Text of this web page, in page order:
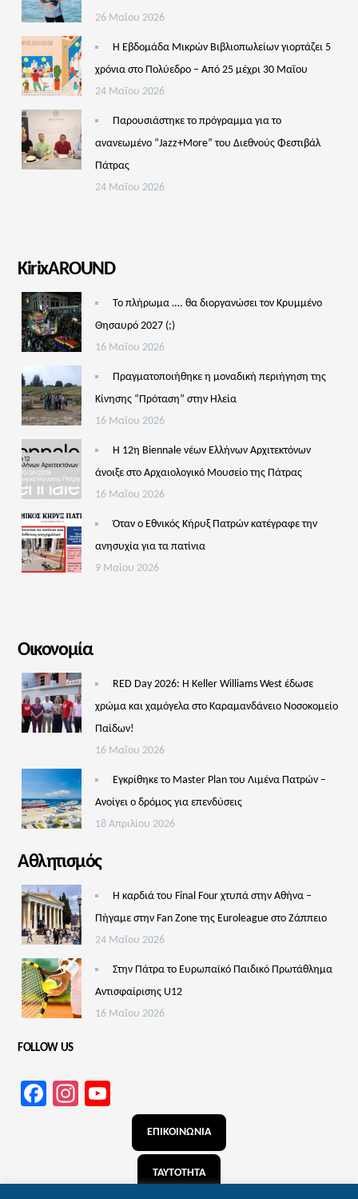
26 Μαΐου 2026
Η Εβδομάδα Μικρών Βιβλιοπωλείων γιορτάζει 5
χρόνια στο Πολύεδρο – Από 25 μέχρι 30 Μαΐου
24 Μαΐου 2026
Παρουσιάστηκε το πρόγραμμα για το
ανανεωμένο “Jazz+More” του Διεθνούς Φεστιβάλ
Πάτρας
24 Μαΐου 2026
KirixAROUND
Το πλήρωμα …. θα διοργανώσει τον Κρυμμένο
Θησαυρό 2027 (;)
16 Μαΐου 2026
Πραγματοποιήθηκε η μοναδική περιήγηση της
Κίνησης “Πρόταση” στην Ηλεία
16 Μαΐου 2026
Η 12η Biennale νέων Ελλήνων Αρχιτεκτόνων
άνοιξε στο Αρχαιολογικό Μουσείο της Πάτρας
16 Μαΐου 2026
Όταν ο Εθνικός Κήρυξ Πατρών κατέγραφε την
ανησυχία για τα πατίνια
9 Μαΐου 2026
Οικονομία
RED Day 2026: Η Keller Williams West έδωσε
χρώμα και χαμόγελα στο Καραμανδάνειο Νοσοκομείο
Παίδων!
16 Μαΐου 2026
Εγκρίθηκε το Master Plan του Λιμένα Πατρών –
Aνοίγει ο δρόμος για επενδύσεις
18 Απριλίου 2026
Αθλητισμός
Η καρδιά του Final Four χτυπά στην Αθήνα –
Πήγαμε στην Fan Zone της Euroleague στο Ζάππειο
24 Μαΐου 2026
Στην Πάτρα το Ευρωπαϊκό Παιδικό Πρωτάθλημα
Αντισφαίρισης U12
16 Μαΐου 2026
FOLLOW US
Facebook
Instagram
Channel
ΕΠΙΚΟΙΝΩΝΙΑ
ΤΑΥΤΟΤΗΤΑ